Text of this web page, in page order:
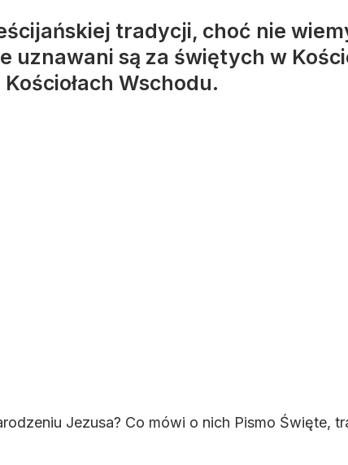
tradycji, choć nie
uznawani są za świętych w
Wschodu.
Jezusa? Co mówi o nich Pismo Święte,